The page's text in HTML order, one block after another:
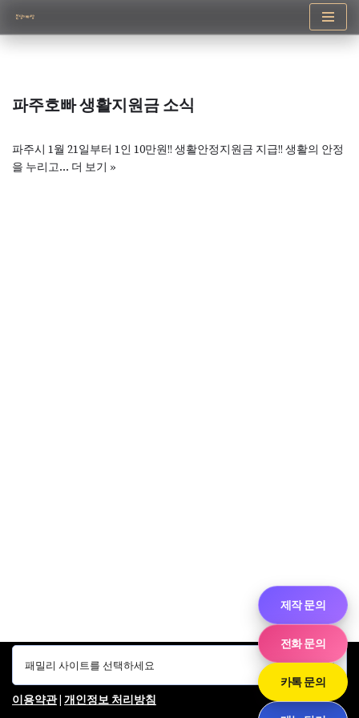
콘
건
뛰
기
파주호빠 생활지원금 소식
파주시 1월 21일부터 1인 10만원!! 생활안정지원금 지급!! 생활의 안정
을 누리고… 더 보기 »
이용약관| 개인정보 처리방침
제작 문의
전화 문의
카톡 문의